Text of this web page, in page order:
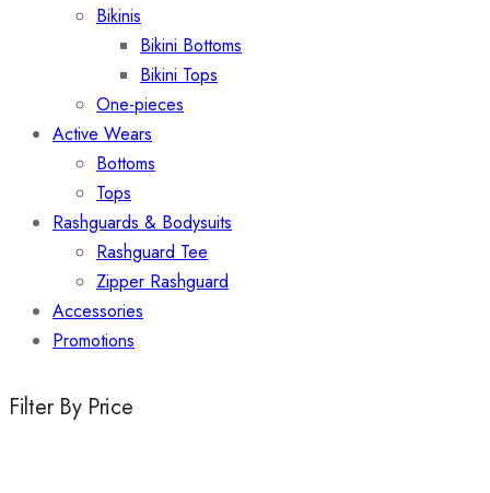
Bikinis
Bikini Bottoms
Bikini Tops​
One-pieces
Active Wears
Bottoms
Tops
Rashguards & Bodysuits
Rashguard Tee
Zipper Rashguard
Accessories
Promotions
Filter By Price